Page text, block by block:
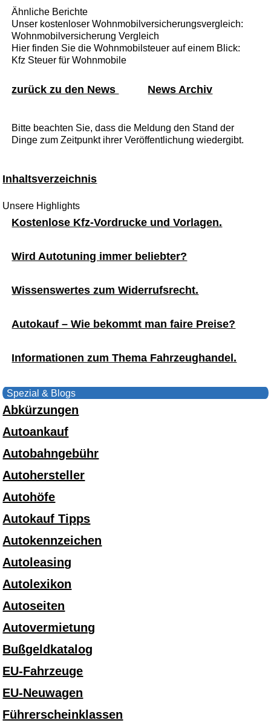
Ähnliche Berichte
Unser kostenloser Wohnmobilversicherungsvergleich:
Wohnmobilversicherung Vergleich
Hier finden Sie die Wohnmobilsteuer auf einem Blick:
Kfz Steuer für Wohnmobile
zurück zu den News News Archiv
Bitte beachten Sie, dass die Meldung den Stand der
Dinge zum Zeitpunkt ihrer Veröffentlichung wiedergibt.
Inhaltsverzeichnis
Unsere Highlights
Kostenlose Kfz-Vordrucke und Vorlagen.
Wird Autotuning immer beliebter?
Wissenswertes zum Widerrufsrecht.
Autokauf – Wie bekommt man faire Preise?
Informationen zum Thema Fahrzeughandel.
Spezial & Blogs
Abkürzungen
Autoankauf
Autobahngebühr
Autohersteller
Autohöfe
Autokauf Tipps
Autokennzeichen
Autoleasing
Autolexikon
Autoseiten
Autovermietung
Bußgeldkatalog
EU-Fahrzeuge
EU-Neuwagen
Führerscheinklassen